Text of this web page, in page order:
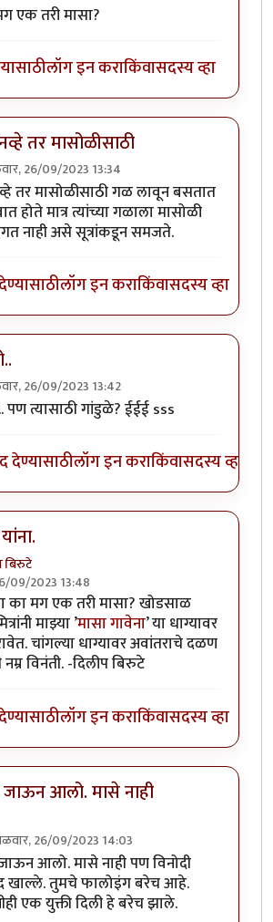
एक तरी मासा?
लॉग इन कराकिंवासदस्य व्हा
तर मासोळीसाठी
26/09/2023 13:34
टपोरे गांडुळ आहेत, ही गांडुळंbyगवि
तर मासोळीसाठी गळ लावून बसतात
होते मात्र त्यांच्या गळाला मासोळी
नाही असे सूत्रांकडून समजते.
लॉग इन कराकिंवासदस्य व्हा
26/09/2023 13:42
toते मासा नव्हे तर मासोळीसाठी
पण त्यासाठी गांडुळे? ईईई sss
देण्यासाठीलॉग इन कराकिंवासदस्य व्हा
बिरुटे
09/2023 13:48
टपोरे गांडुळ आहेत, ही गांडुळंby
का मग एक तरी मासा? खोडसाळ
माझ्या ’मासा गावेना’ या धाग्यावर
चांगल्या धाग्यावर अवांतराचे दळण
विनंती. -दिलीप बिरुटे
लॉग इन कराकिंवासदस्य व्हा
आलो. मासे नाही
26/09/2023 14:03
toआवरा रे यांना.byप्रा.डॉ.दिलीप बिरुटे
आलो. मासे नाही पण विनोदी
खाल्ले. तुमचे फालोइंग बरेच आहे.
एक युक्ती दिली हे बरेच झाले.